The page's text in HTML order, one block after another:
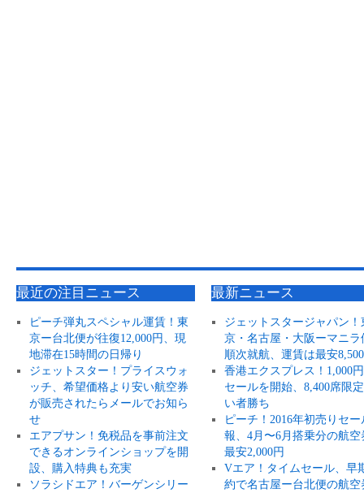
最近の注目ニュース
ピーチ弾丸スペシャル運賃！東
京ー台北便が往復12,000円、現
地滞在15時間の日帰り
ジェットスター！プライスウォ
ッチ、希望価格より安い航空券
が販売されたらメールでお知ら
せ
エアプサン！免税品を事前注文
できるオンラインショップを開
設、購入特典も充実
ソラシドエア！バーゲンシリー
最新ニュース
ジェットスタージャパン！
京・名古屋・大阪ーマニラ
順次就航、運賃は最安
香港エクスプレス！1,000
セールを開始、8,400席限
い者勝ち
ピーチ！2016年初売りセー
報、4月〜6月搭乗分の航空
最安2,000円
Vエア！タイムセール、早
約で名古屋ー台北便の航空